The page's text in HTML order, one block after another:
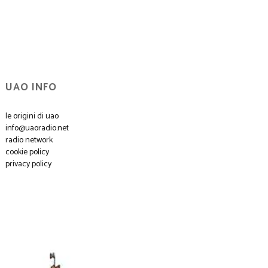
UAO INFO
le origini di uao
info@uaoradio.net
radio network
cookie policy
privacy policy